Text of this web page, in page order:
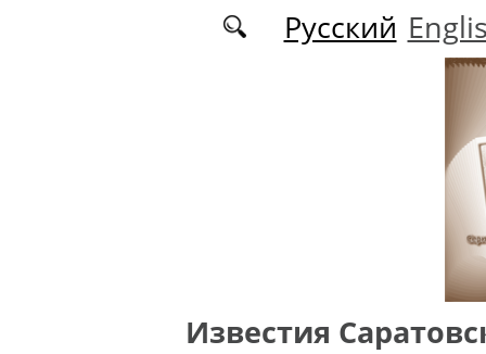
Перейти к основному содержаниюРусский
Известия